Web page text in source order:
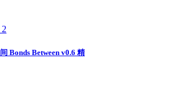
2
Bonds Between v0.6 精